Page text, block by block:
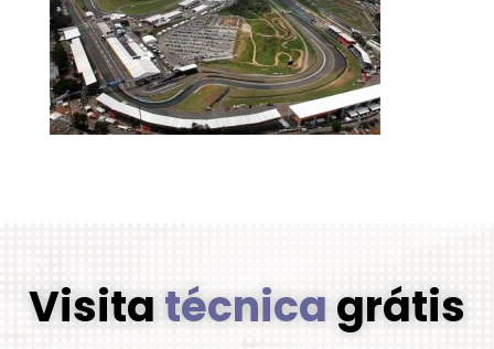
Visitatécnicagrátis